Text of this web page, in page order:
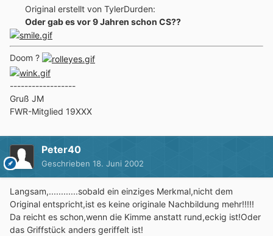
Original erstellt von TylerDurden:
Oder gab es vor 9 Jahren schon CS??
Doom ?
------------------
Gruß JM
FWR-Mitglied 19XXX
Peter40
Geschrieben 18. Juni 2002
Langsam,............sobald ein einziges Merkmal,nicht dem
Original entspricht,ist es keine originale Nachbildung mehr!!!!!
Da reicht es schon,wenn die Kimme anstatt rund,eckig ist!Oder
das Griffstück anders geriffelt ist!